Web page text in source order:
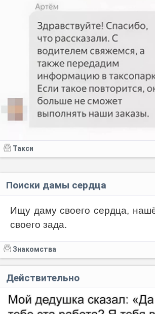
Такси
Поиски дамы сердца
Ищу даму своего сердца,
своего зада.
Знакомства
Действительно